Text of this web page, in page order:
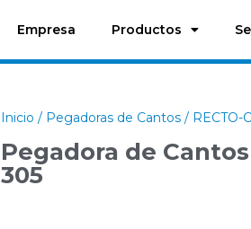
Empresa Productos
Inicio / Pegadoras de Cantos / RECTO-
Pegadora de
305